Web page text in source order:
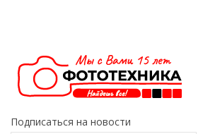
Подписаться на новости